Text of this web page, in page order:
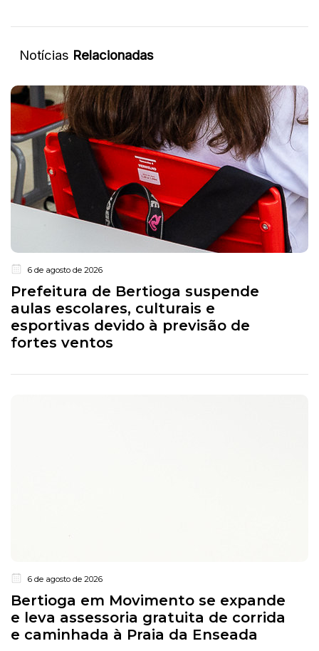
Notícias Relacionadas
6 de agosto de 2026
Prefeitura de Bertioga suspende
aulas escolares, culturais e
esportivas devido à previsão de
fortes ventos
6 de agosto de 2026
Bertioga em Movimento se expande
e leva assessoria gratuita de corrida
e caminhada à Praia da Enseada